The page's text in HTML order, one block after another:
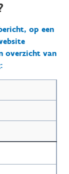
op een
overzicht van